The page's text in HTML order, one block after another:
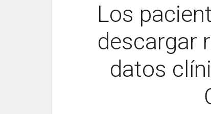
Los
descargar
datos